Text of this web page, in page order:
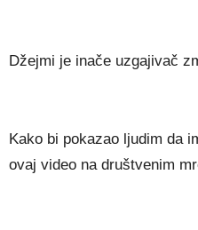
Džejmi je inače uzgajivač
Kako bi pokazao ljudim da
ovaj video na društvenim